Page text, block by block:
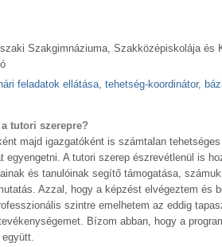
Szakgimnáziuma, Szakközépiskolája és
feladatok ellátása, tehetség-koordinátor,
tutori szerepre?
majd igazgatóként is számtalan
egyengetni. A tutori szerep észrevétlenül is
és tanulóinak segítő támogatása,
Azzal, hogy a képzést elvégeztem és
szintre emelhetem az eddig
Bízom abban, hogy a